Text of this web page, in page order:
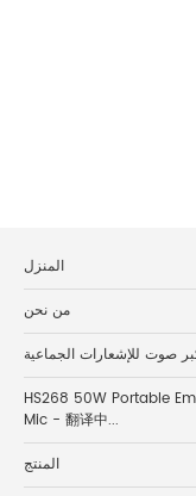
المنزل
من نحن
HS268 50W Portable
Mic - 翻译中...
المنتج